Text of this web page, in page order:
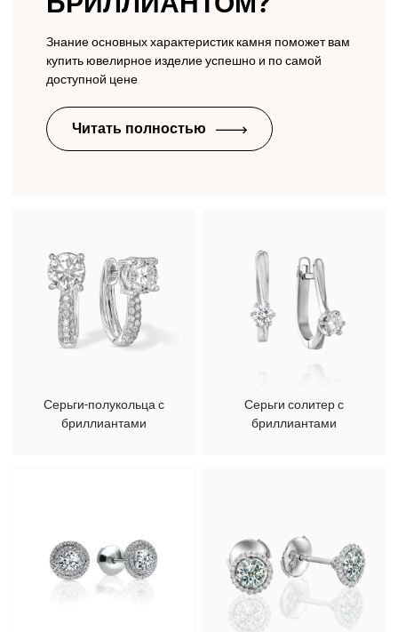
Знание основных характеристик камня поможет вам
купить ювелирное изделие успешно и по самой
доступной цене
Читать полностью
Серьги-полукольца с
бриллиантами
Серьги солитер с
бриллиантами